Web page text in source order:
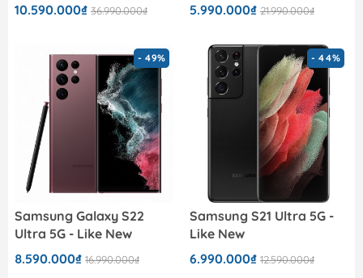
10.590.000₫ 36.990.000₫
5.990.000₫ 21.990.000₫
- 49%
Samsung Galaxy S22
Ultra 5G - Like New
8.590.000₫ 16.990.000₫
- 44%
Samsung S21 Ultra 5G -
Like New
6.990.000₫ 12.590.000₫